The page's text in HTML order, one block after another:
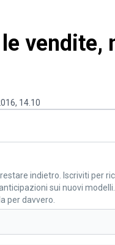
vendite,
14.10
indietro. Iscriviti per
sui nuovi
per davvero.